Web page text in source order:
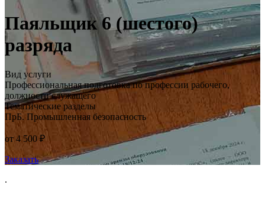
Паяльщик 6 (шестого)
разряда
Вид услуги
Профессиональная подготовка по профессии рабочего,
должности служащего
Тематические разделы
ПрБ. Промышленная безопасность
от 4 500 ₽
Заказать
.